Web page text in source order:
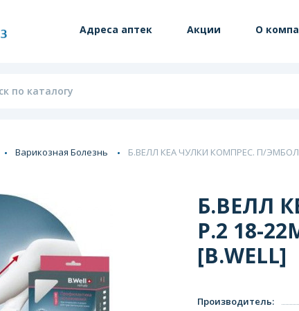
Адреса аптек Акции О
Варикозная Болезнь Б.ВЕЛЛ КЕА ЧУЛКИ КОМПРЕС. П/ЭМБОЛ.
Б.ВЕЛЛ
Р.2 18-
[B.WELL]
Производитель: